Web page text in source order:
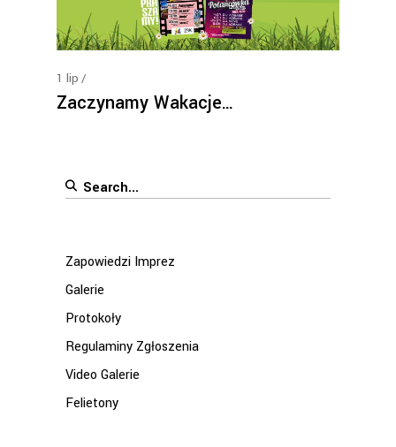
1 lip
Zaczynamy Wakacje…
Search
Zapowiedzi Imprez
Galerie
Protokoły
Regulaminy Zgłoszenia
Video Galerie
Felietony